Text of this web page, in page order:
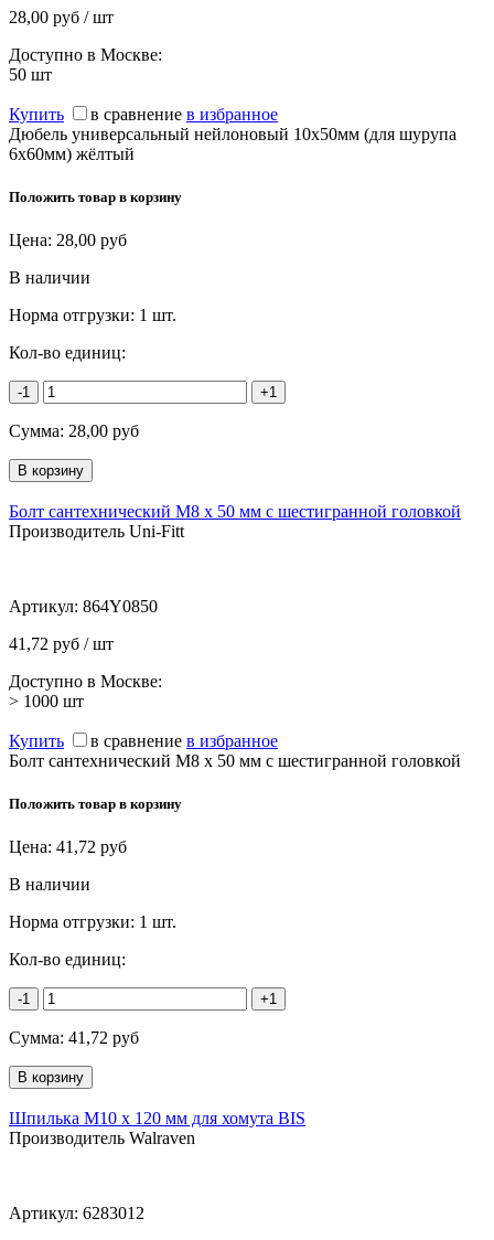
28,00 руб / шт
Доступно в Москве:
50 шт
Купить в сравнение в избранное
Дюбель универсальный нейлоновый 10x50мм (для шурупа
6х60мм) жёлтый
Положить товар в корзину
Цена: 28,00 руб
В наличии
Норма отгрузки: 1 шт.
Кол-во единиц:
-1 +1
Сумма: 28,00 руб
Болт сантехнический М8 х 50 мм с шестигранной головкой
Производитель Uni-Fitt
Артикул: 864Y0850
41,72 руб / шт
Доступно в Москве:
> 1000 шт
Купить в сравнение в избранное
Болт сантехнический М8 х 50 мм с шестигранной головкой
Положить товар в корзину
Цена: 41,72 руб
В наличии
Норма отгрузки: 1 шт.
Кол-во единиц:
-1 +1
Сумма: 41,72 руб
Шпилька М10 х 120 мм для хомута BIS
Производитель Walraven
Артикул: 6283012